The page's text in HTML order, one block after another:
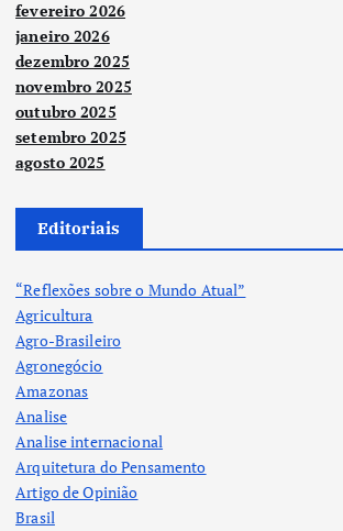
fevereiro 2026
janeiro 2026
dezembro 2025
novembro 2025
outubro 2025
setembro 2025
agosto 2025
Editoriais
“Reflexões sobre o Mundo Atual”
Agricultura
Agro-Brasileiro
Agronegócio
Amazonas
Analise
Analise internacional
Arquitetura do Pensamento
Artigo de Opinião
Brasil